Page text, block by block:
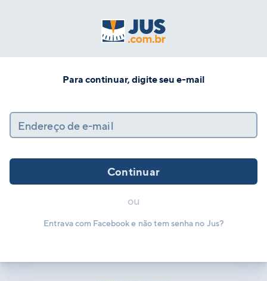
Para continuar, digite seu e-mail
Endereço de e-mail
Continuar
ou
Entrava com Facebook e não tem senha no Jus?